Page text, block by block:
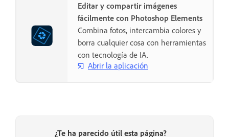
Editar y compartir imágenes
fácilmente con Photoshop Elements
Combina fotos, intercambia colores y
borra cualquier cosa con herramientas
con tecnología de IA.
Abrir la aplicación
¿Te ha parecido útil esta página?